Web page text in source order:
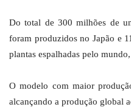
Do total de 300 milhões de
foram produzidos no Japão e
plantas espalhadas pelo
O modelo com maior
alcançando a produção global